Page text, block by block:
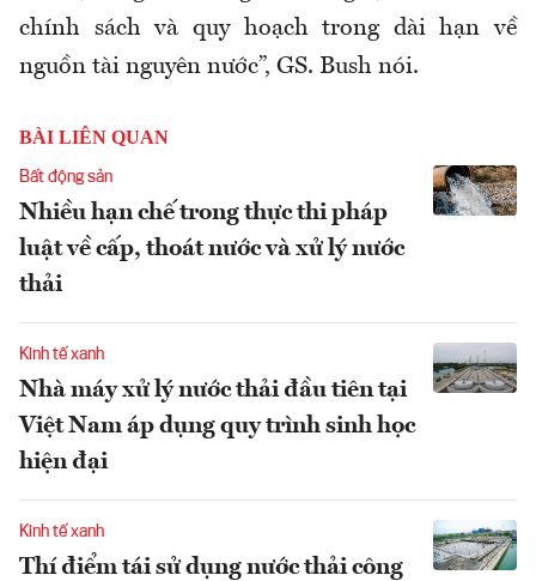
chính sách và quy hoạch trong dài hạn về
nguồn tài nguyên nước”, GS. Bush nói.
BÀI LIÊN QUAN
Bất động sản
Nhiều hạn chế trong thực thi pháp
luật về cấp, thoát nước và xử lý nước
thải
Kinh tế xanh
Nhà máy xử lý nước thải đầu tiên tại
Việt Nam áp dụng quy trình sinh học
hiện đại
Kinh tế xanh
Thí điểm tái sử dụng nước thải công